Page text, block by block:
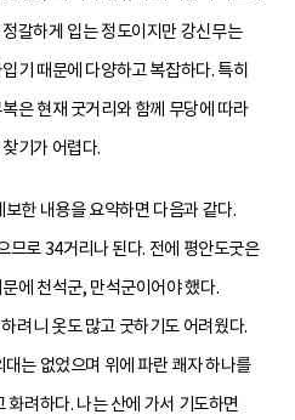
갈하게 입는 정도이지만 강신무는
기 때문에 다양하고 복잡하다. 특히
은 현재 굿거리와 함께 무당에 따라
기가 어렵다.
한 내용을 요약하면 다음과 같다.
므로 34거리나 된다. 전에 평안도굿은
에 천석군, 만석군이어야 했다.
려니 옷도 많고 굿하기도 어려웠다.
는 없었으며 위에 파란 쾌자 하나를
려하다. 나는 산에 가서 기도하면